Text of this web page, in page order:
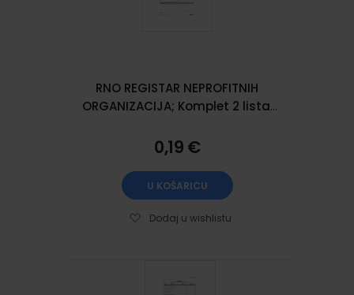
RNO REGISTAR NEPROFITNIH
ORGANIZACIJA; Komplet 2 lista,
0,19 €
U KOŠARICU
Dodaj u wishlistu